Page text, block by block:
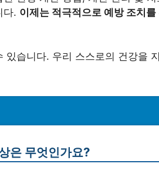
다. 이제는 적극적으로 예방 조치
있습니다. 우리 스스로의 건강을
은 무엇인가요?